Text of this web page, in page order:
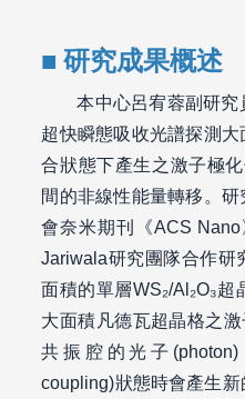
研究成果概述
本中心呂宥蓉副研究
超快瞬態吸收光譜探測
合狀態下產生之激子極
間的非線性能量轉移。
會奈米期刊《ACS
Jariwala研究團隊合作
面積的單層WS₂/Al₂O₃
大面積凡德瓦超晶格之
共振腔的光子
coupling)狀態時會產生